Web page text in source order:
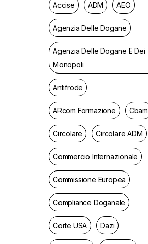
Accise ADM AEO
Agenzia Delle Dogane
Agenzia Delle Dogane E Dei
Monopoli
Antifrode
ARcom Formazione Cbam
Circolare Circolare ADM
Commercio Internazionale
Commissione Europea
Compliance Doganale
Corte USA Dazi